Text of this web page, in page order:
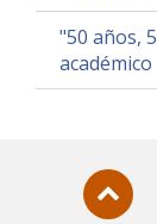
"50 años,
académico